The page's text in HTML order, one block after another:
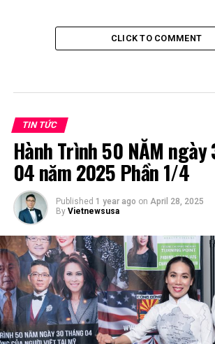
CLICK TO COMMENT
TIN TỨC
Hành Trình 50 NĂM
04 năm 2025 Phần 1/4
Published 1 year ago on April 28, 2025
By Vietnewsusa